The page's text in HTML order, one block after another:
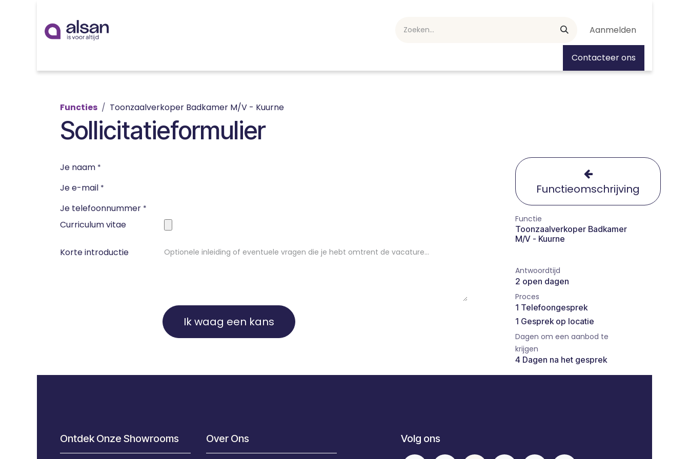
Aanmelden
Contacteer ons
Functies Toonzaalverkoper Badkamer M/V - Kuurne
Sollicitatieformulier
Je naam *
Je e-mail *
Je telefoonnummer *
Curriculum vitae
Korte introductie
Ik waag een kans
Functieomschrijving
Functie
Toonzaalverkoper Badkamer
M/V - Kuurne
Antwoordtijd
2 open dagen
Proces
1 Telefoongesprek
1 Gesprek op locatie
Dagen om een aanbod te
krijgen
4 Dagen na het gesprek
Ontdek Onze Showrooms Over Ons Volg ons